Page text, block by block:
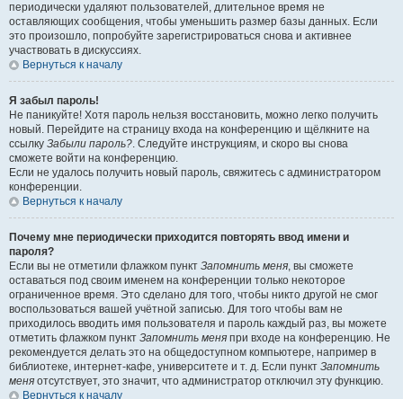
периодически удаляют пользователей, длительное время не
оставляющих сообщения, чтобы уменьшить размер базы данных. Если
это произошло, попробуйте зарегистрироваться снова и активнее
участвовать в дискуссиях.
Вернуться к началу
Я забыл пароль!
Не паникуйте! Хотя пароль нельзя восстановить, можно легко получить
новый. Перейдите на страницу входа на конференцию и щёлкните на
ссылку Забыли пароль?. Следуйте инструкциям, и скоро вы снова
сможете войти на конференцию.
Если не удалось получить новый пароль, свяжитесь с администратором
конференции.
Вернуться к началу
Почему мне периодически приходится повторять ввод имени и
пароля?
Если вы не отметили флажком пункт Запомнить меня, вы сможете
оставаться под своим именем на конференции только некоторое
ограниченное время. Это сделано для того, чтобы никто другой не смог
воспользоваться вашей учётной записью. Для того чтобы вам не
приходилось вводить имя пользователя и пароль каждый раз, вы можете
отметить флажком пункт Запомнить меня при входе на конференцию. Не
рекомендуется делать это на общедоступном компьютере, например в
библиотеке, интернет-кафе, университете и т. д. Если пункт Запомнить
меня отсутствует, это значит, что администратор отключил эту функцию.
Вернуться к началу